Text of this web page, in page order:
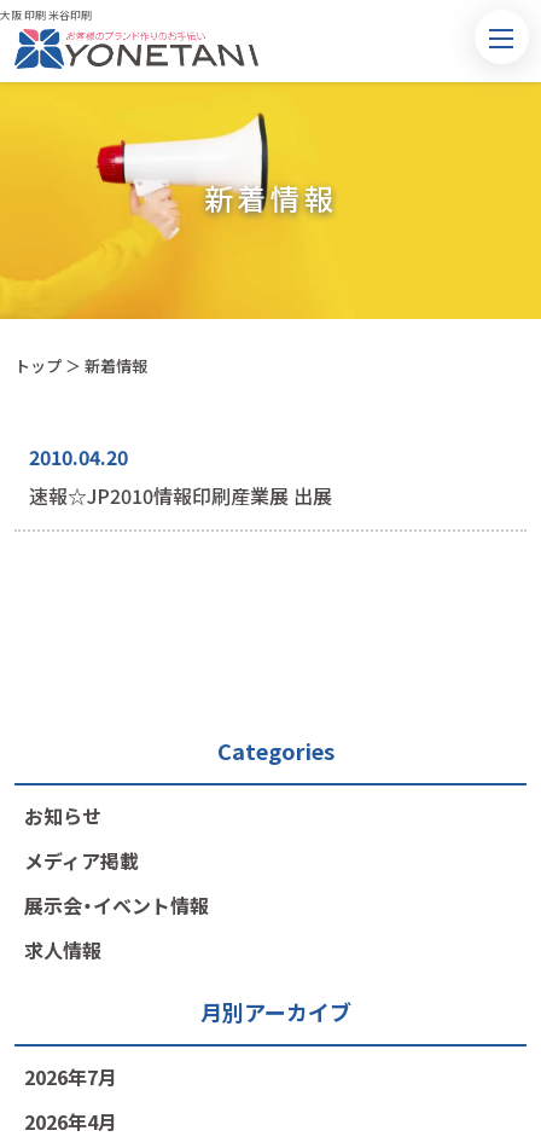
大阪 印刷 米谷印刷
新着情報
トップ ＞ 新着情報
2010.04.20
速報☆JP2010情報印刷産業展 出展
Categories
お知らせ
メディア掲載
展示会・イベント情報
求人情報
月別アーカイブ
2026年7月
2026年4月